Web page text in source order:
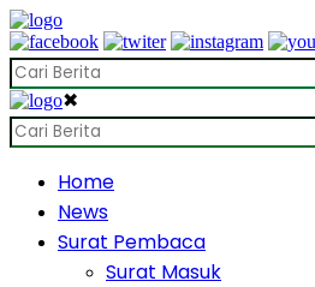
✖
Home
News
Surat Pembaca
Surat Masuk